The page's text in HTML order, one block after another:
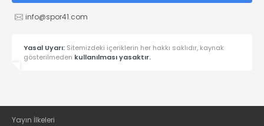
info@spor41.com
Yasal Uyarı: Sitemizdeki içeriklerin her hakkı saklıdır, kaynak
gösterilmeden kullanılması yasaktır.
Yayın İlkeleri